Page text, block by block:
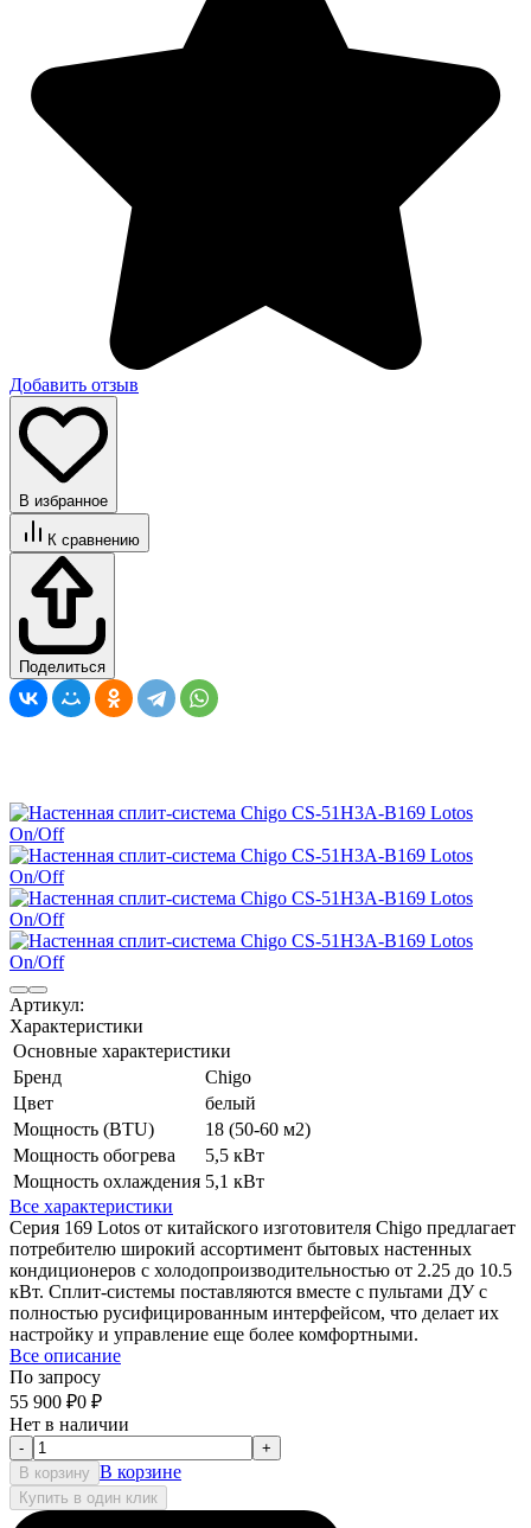
Добавить отзыв
В избранное
К сравнению
Поделиться
Артикул:
Характеристики
Основные характеристики
Бренд
Chigo
Цвет
белый
Мощность (BTU)
18 (50-60 м2)
Мощность обогрева
5,5 кВт
Мощность охлаждения 5,1 кВт
Все характеристики
Серия 169 Lotos от китайского изготовителя Chigo предлагает
потребителю широкий ассортимент бытовых настенных
кондиционеров с холодопроизводительностью от 2.25 до 10.5
кВт. Сплит-системы поставляются вместе с пультами ДУ с
полностью русифицированным интерфейсом, что делает их
настройку и управление еще более комфортными.
Все описание
По запросу
55 900 ₽0 ₽
Нет в наличии
-
+
В корзину В корзине
Купить в один клик